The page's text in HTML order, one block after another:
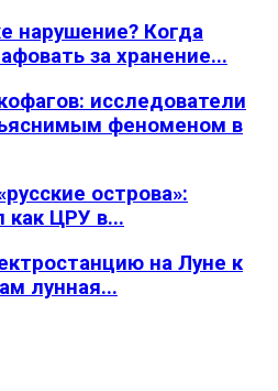
нарушение? Когда
за хранение...
исследователи
феноменом в
острова»:
как ЦРУ в...
на Луне к
лунная...